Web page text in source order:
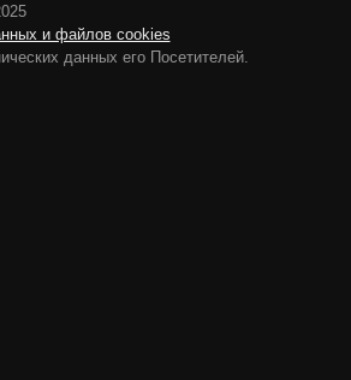
и файлов cookies
данных его Посетителей.